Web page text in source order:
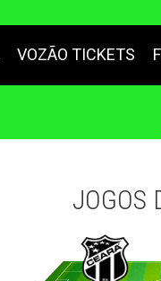
VOZÃO TICKETS
JOGOS